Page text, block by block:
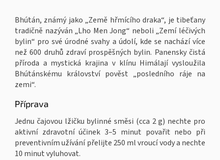
Bhútán, známý jako „Země hřmícího draka“, je tibeťany
tradičně nazýván „Lho Men Jong“ neboli „Zemí léčivých
bylin“ pro své úrodné svahy a údolí, kde se nachází více
než 600 druhů zdraví prospěšných bylin. Panensky čistá
příroda a mystická krajina v klínu Himálají vysloužila
Bhútánskému království pověst „posledního ráje na
zemi“.
Příprava
Jednu čajovou lžičku bylinné směsi (cca 2 g) nechte pro
aktivní zdravotní účinek 3–5 minut povařit nebo při
preventivním užívání přelijte 250 ml vroucí vody a nechte
10 minut vyluhovat.